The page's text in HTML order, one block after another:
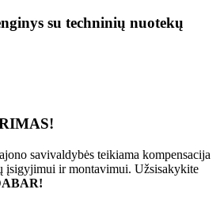
su techninių nuotekų
savivaldybės teikiama kompensacija
įsigyjimui ir montavimui. Užsisakykite